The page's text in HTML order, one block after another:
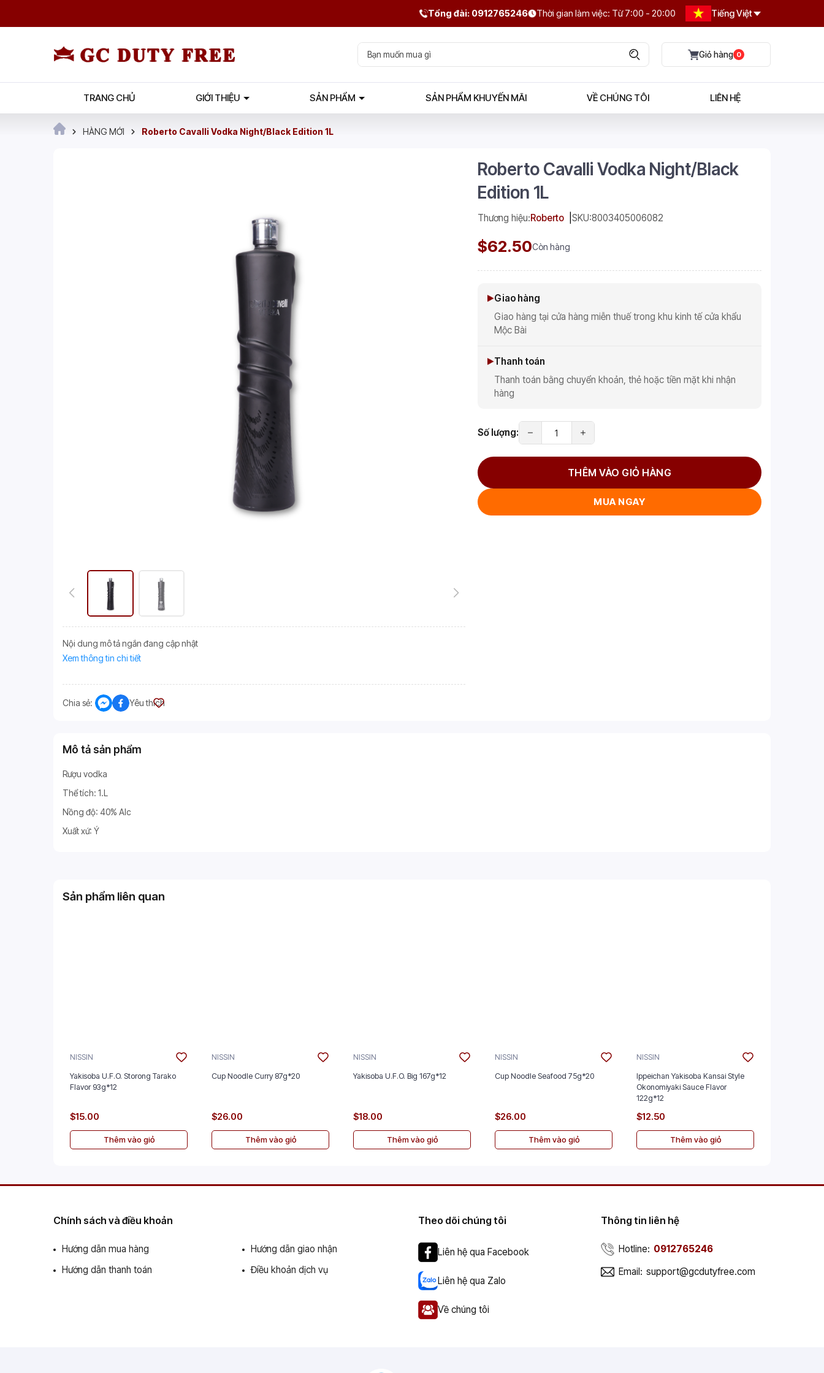
Tổng đài: 0912765246 Thời gian làm việc: Từ 7:00 - 20:00 Tiếng Việt
0
TRANG CHỦ GIỚI THIỆU SẢN PHẨM SẢN PHẨM KHUYẾN MÃI VỀ CHÚNG TÔI LIÊN HỆ
HÀNG MỚI Roberto Cavalli Vodka Night/Black Edition 1L
Nội dung mô tả ngắn đang cập nhật
Xem thông tin chi tiết
Chia sẻ: Yêu thích
Roberto Cavalli Vodka Night/Black
Edition 1L
Thương hiệu:Roberto SKU:8003405006082
$62.50Còn hàng
Giao hàng
Giao hàng tại cửa hàng miễn thuế trong khu kinh tế cửa khẩu
Mộc Bài
Thanh toán
Thanh toán bằng chuyển khoản, thẻ hoặc tiền mặt khi nhận
hàng
Số lượng:
THÊM VÀO GIỎ HÀNG
MUA NGAY
Mô tả sản phẩm
Rượu vodka
Thể tích: 1.L
Nồng độ: 40% Alc
Xuất xứ: Ý
Sản phẩm liên quan
NISSIN
Yakisoba U.F.O. Storong Tarako
Flavor 93g*12
$15.00
Thêm vào giỏ
NISSIN
Cup Noodle Curry 87g*20
$26.00
Thêm vào giỏ
NISSIN
Yakisoba U.F.O. Big 167g*12
$18.00
Thêm vào giỏ
NISSIN
Cup Noodle Seafood 75g*20
$26.00
Thêm vào giỏ
NISSIN
Ippeichan Yakisoba Kansai Style
Okonomiyaki Sauce Flavor
122g*12
$12.50
Thêm vào giỏ
Chính sách và điều khoản
Hướng dẫn mua hàng
Hướng dẫn thanh toán
Hướng dẫn giao nhận
Điều khoản dịch vụ
Theo dõi chúng tôi
Liên hệ qua Facebook
Liên hệ qua Zalo
Về chúng tôi
Thông tin liên hệ
Hotline: 0912765246
Email: support@gcdutyfree.com